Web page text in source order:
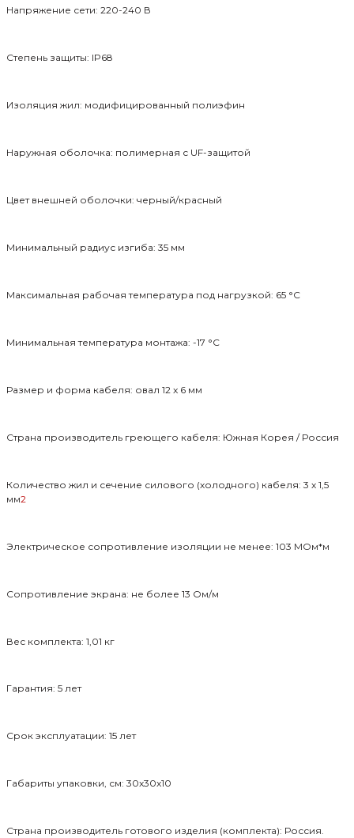
Напряжение сети: 220-240 В
Степень защиты: IP68
Изоляция жил: модифицированный полиэфин
Наружная оболочка: полимерная с UF-защитой
Цвет внешней оболочки: черный/красный
Минимальный радиус изгиба: 35 мм
Максимальная рабочая температура под нагрузкой: 65 °С
Минимальная температура монтажа: -17 °С
Размер и форма кабеля: овал 12 x 6 мм
Страна производитель греющего кабеля: Южная Корея /Россия
Количество жил и сечение силового (холодного) кабеля: 3 х 1,5
мм2
Электрическое сопротивление изоляции не менее: 103 МОм*м
Сопротивление экрана: не более 13 Ом/м
Вес комплекта: 1,01 кг
Гарантия: 5 лет
Срок эксплуатации: 15 лет
Габариты упаковки, см: 30x30x10
Страна производитель готового изделия (комплекта): Россия.